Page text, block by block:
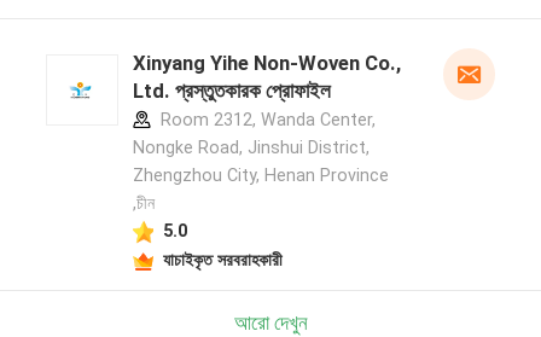
Xinyang Yihe Non-Woven Co.,
Ltd. প্রস্তুতকারক প্রোফাইল
Room 2312, Wanda Center,
Nongke Road, Jinshui District,
Zhengzhou City, Henan Province
,চীন
5.0
যাচাইকৃত সরবরাহকারী
আরো দেখুন